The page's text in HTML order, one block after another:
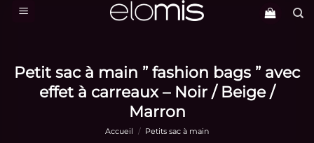
Passer
Petit sac à main ” fashion bags ” avec
effet à carreaux – Noir / Beige /
Marron
Accueil / Petits sac à main